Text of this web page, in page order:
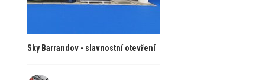
Sky Barrandov - slavnostní otevření